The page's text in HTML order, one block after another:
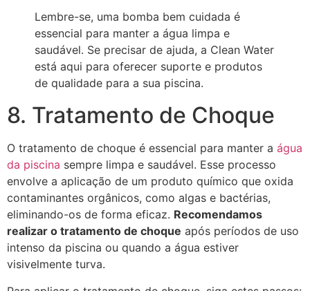
Lembre-se, uma bomba bem cuidada é
essencial para manter a água limpa e
saudável. Se precisar de ajuda, a Clean Water
está aqui para oferecer suporte e produtos
de qualidade para a sua piscina.
8. Tratamento de Choque
O tratamento de choque é essencial para manter a água
da piscina sempre limpa e saudável. Esse processo
envolve a aplicação de um produto químico que oxida
contaminantes orgânicos, como algas e bactérias,
eliminando-os de forma eficaz. Recomendamos
realizar o tratamento de choque após períodos de uso
intenso da piscina ou quando a água estiver
visivelmente turva.